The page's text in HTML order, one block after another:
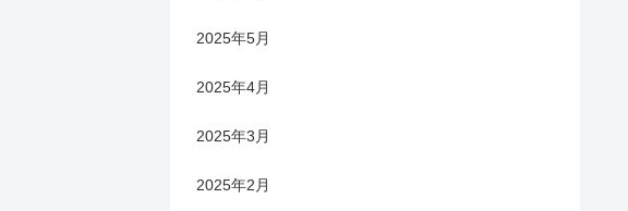
2025年5月
2025年4月
2025年3月
2025年2月